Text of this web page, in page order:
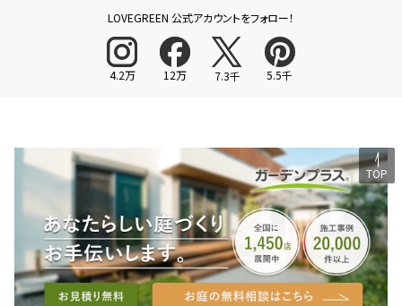
LOVEGREEN 公式アカウントをフォロー！
4.2万 12万 7.3千 5.5千
TOP